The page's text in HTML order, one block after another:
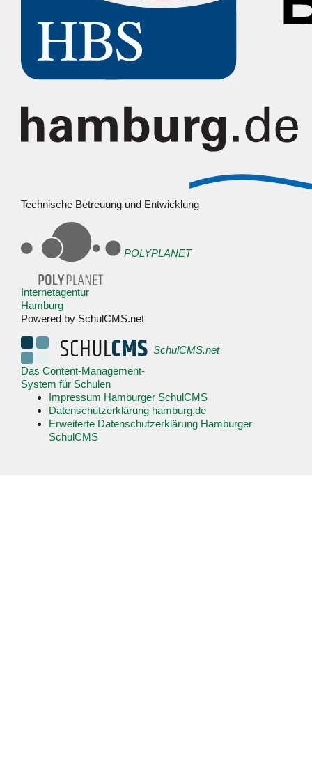
Technische Betreuung und Entwicklung
POLYPLANET
Internetagentur
Hamburg
Powered by SchulCMS.net
SchulCMS.net
Das Content-Management-
System für Schulen
Impressum Hamburger SchulCMS
Datenschutzerklärung hamburg.de
Erweiterte Datenschutzerklärung Hamburger
SchulCMS